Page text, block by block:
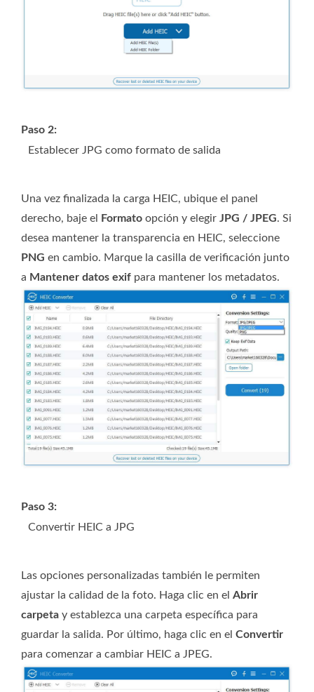
Paso 2:
Establecer JPG como formato de salida
Una vez finalizada la carga HEIC, ubique el panel
derecho, baje el
Formato opción y elegir JPG / JPEG. Si
desea mantener la transparencia en HEIC, seleccione
PNG en cambio. Marque la casilla de verificación junto
a Mantener datos exif para mantener los metadatos.
Paso 3:
Convertir HEIC a JPG
Las opciones personalizadas también le permiten
ajustar la calidad de la foto. Haga clic en el Abrir
carpeta y establezca una carpeta específica para
guardar la salida. Por último, haga clic en el Convertir
para comenzar a cambiar HEIC a JPEG.